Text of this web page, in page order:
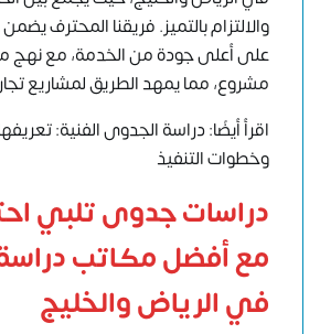
والالتزام بالتميز. فريقنا المحترف
على أعلى جودة من الخدمة، مع
مشروع، مما يمهد الطريق لمشاريع
اقرأ أيضًا: دراسة الجدوى الفنية:
وخطوات التنفيذ
دراسات جدوى تلبي
مع أفضل مكاتب
في الرياض والخليج